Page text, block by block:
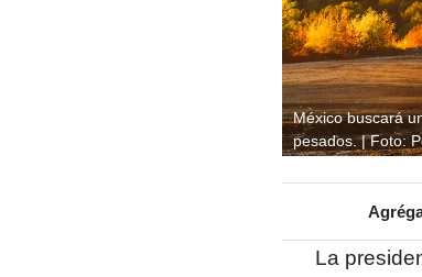
México buscará
pesados. | Foto:
La